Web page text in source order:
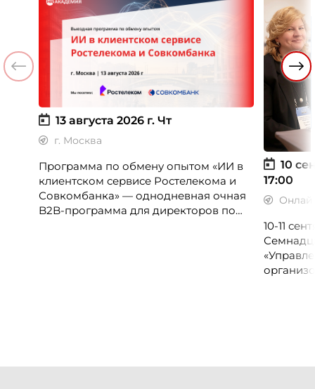
13 августа 2026 г. Чт
г. Москва
Программа по обмену опытом «ИИ в
клиентском сервисе Ростелекома и
Совкомбанка» — однодневная очная
B2B-программа для директоров по
10
17:00
10-11